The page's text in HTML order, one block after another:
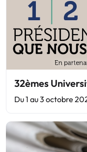
32èmes
Du 1 au 3 octobre